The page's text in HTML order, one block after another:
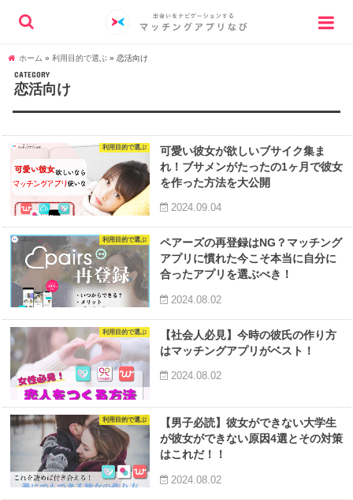
ホーム » 利用目的で選ぶ » 恋活向け
CATEGORY
恋活向け
利用目的で選ぶ
可愛い彼女が欲しいブサイク集ま
れ！ブサメンがたったの1ヶ月で彼女
を作った方法を大公開
2024.09.04
利用目的で選ぶ
ペアーズの再登録はNG？マッチング
アプリに慣れた今こそ本当に自分に
合ったアプリを選ぶべき！
2024.08.02
利用目的で選ぶ
【社会人必見】今時の彼氏の作り方
はマッチングアプリがベスト！
2024.08.02
利用目的で選ぶ
【男子必読】彼女ができない大学生
が彼女ができない原因4選とその対策
はこれだ！！
2024.08.02